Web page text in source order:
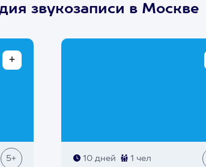
звукозаписи в Москве
5+ 10 дней 1 чел